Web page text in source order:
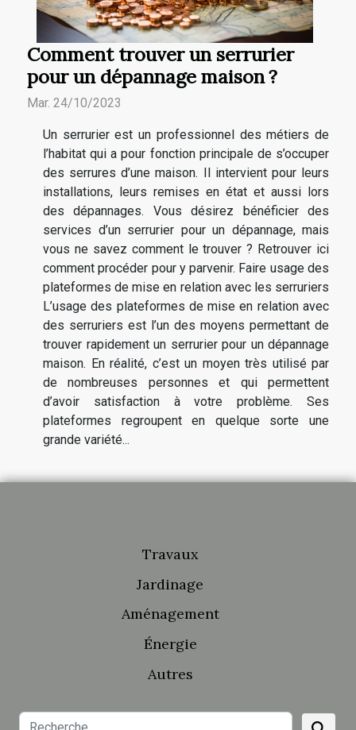
Comment trouver un serrurier
pour un dépannage maison ?
Mar. 24/10/2023
Un serrurier est un professionnel des métiers de
l’habitat qui a pour fonction principale de s’occuper
des serrures d’une maison. Il intervient pour leurs
installations, leurs remises en état et aussi lors
des dépannages. Vous désirez bénéficier des
services d’un serrurier pour un dépannage, mais
vous ne savez comment le trouver ? Retrouver ici
comment procéder pour y parvenir. Faire usage des
plateformes de mise en relation avec les serruriers
L’usage des plateformes de mise en relation avec
des serruriers est l’un des moyens permettant de
trouver rapidement un serrurier pour un dépannage
maison. En réalité, c’est un moyen très utilisé par
de nombreuses personnes et qui permettent
d’avoir satisfaction à votre problème. Ses
plateformes regroupent en quelque sorte une
grande variété...
Travaux
Jardinage
Aménagement
Énergie
Autres